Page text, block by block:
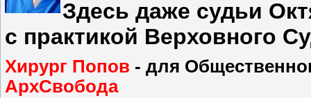
Здесь даже судьи
с практикой Верховного
Хирург Попов - для
АрхСвобода